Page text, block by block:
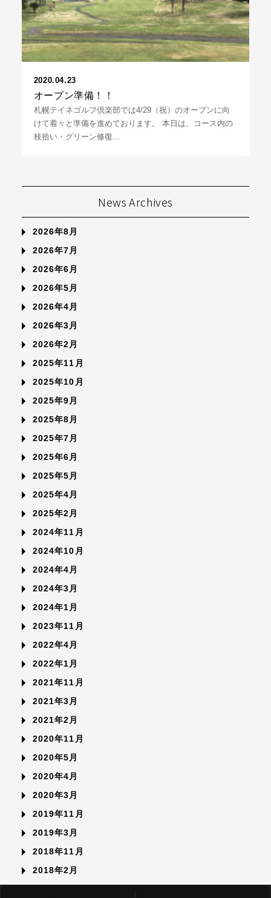
2020.04.23
オープン準備！！
札幌テイネゴルフ倶楽部では4/29（祝）のオープンに向
けて着々と準備を進めております。 本日は、コース内の
枝拾い・グリーン修復…
News Archives
2026年8月
2026年7月
2026年6月
2026年5月
2026年4月
2026年3月
2026年2月
2025年11月
2025年10月
2025年9月
2025年8月
2025年7月
2025年6月
2025年5月
2025年4月
2025年2月
2024年11月
2024年10月
2024年4月
2024年3月
2024年1月
2023年11月
2022年4月
2022年1月
2021年11月
2021年3月
2021年2月
2020年11月
2020年5月
2020年4月
2020年3月
2019年11月
2019年3月
2018年11月
2018年2月